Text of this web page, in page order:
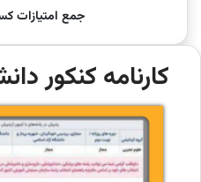
جمع امتیازات
کارنامه کنکور